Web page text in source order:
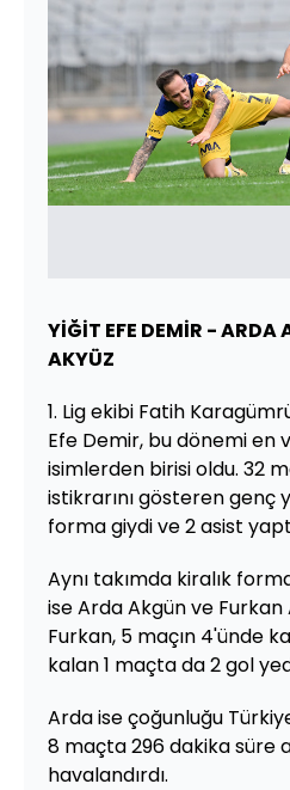
YİĞİT EFE DEMİR - ARDA
AKYÜZ
1. Lig ekibi Fatih
Efe Demir, bu dönemi en
isimlerden birisi oldu. 32
istikrarını gösteren genç
forma giydi ve 2 asist
Aynı takımda kiralık
ise Arda Akgün ve
Furkan, 5 maçın 4'ünde
kalan 1 maçta da 2 gol
Arda ise çoğunluğu
8 maçta 296 dakika süre
havalandırdı.